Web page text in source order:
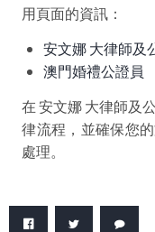
用頁面的資訊：
安文娜 大律師及
澳門婚禮公證員
在 安文娜 大律師及
律流程，並確保您
處理。